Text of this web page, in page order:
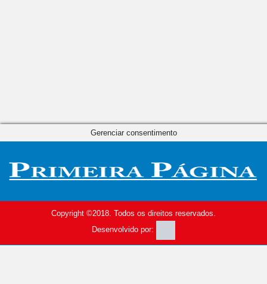
Copyright ©2018. Todos os direitos reservados.
Desenvolvido por:
Gerenciar consentimento